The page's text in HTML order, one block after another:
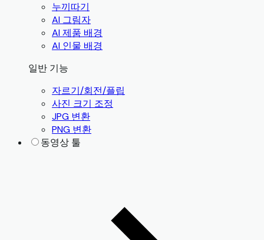
누끼따기
AI 그림자
AI 제품 배경
AI 인물 배경
일반 기능
자르기/회전/플립
사진 크기 조정
JPG 변환
PNG 변환
동영상 툴